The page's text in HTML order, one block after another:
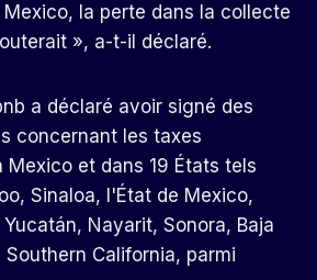
la perte dans la collecte
», a-t-il déclaré.
a déclaré avoir signé des
concernant les taxes
et dans 19 États tels
Sinaloa, l'État de Mexico,
Nayarit, Sonora, Baja
Southern California, parmi